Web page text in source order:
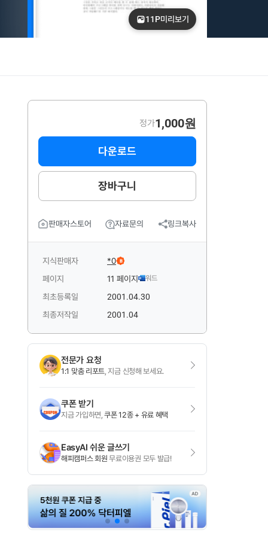
11P미리보기
정가1,000원
다운로드
장바구니
판매자스토어 자료문의 링크복사
지식판매자 *0 B
페이지 11 페이지 워드
최초등록일
2001.04.30
최종저작일
2001.04
전문가 요청
1:1 맞춤 리포트, 지금 신청해 보세요.
쿠폰 받기
지금 가입하면,쿠폰 12종 + 유료 혜택
EasyAI 쉬운 글쓰기
해피캠퍼스 회원 무료이용권 모두 발급!